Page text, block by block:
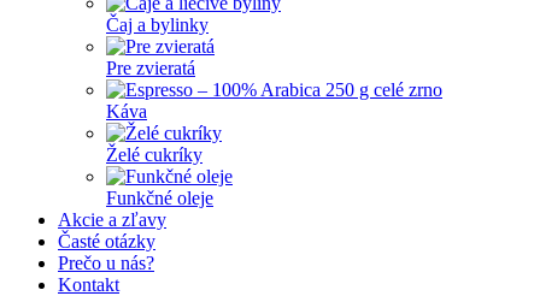
Čaj a bylinky
Pre zvieratá
Káva
Želé cukríky
Funkčné oleje
Akcie a zľavy
Časté otázky
Prečo u nás?
Kontakt